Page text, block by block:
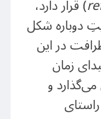
) قرار دارد،
دوباره شکل
در این
زمان
و